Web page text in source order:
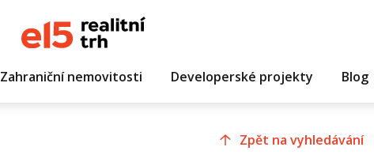
Zahraniční nemovitosti Developerské projekty Blog
Zpět na vyhledávání